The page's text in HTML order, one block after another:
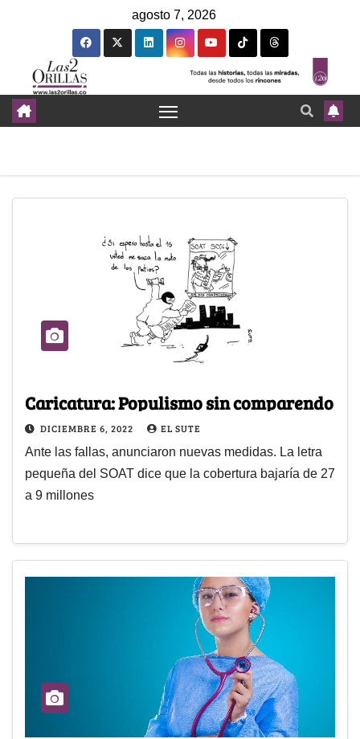
agosto 7, 2026
Caricatura: Populismo sin comparendo
DICIEMBRE 6, 2022 EL SUTE
Ante las fallas, anunciaron nuevas medidas. La letra
pequeña del SOAT dice que la cobertura bajaría de 27
a 9 millones